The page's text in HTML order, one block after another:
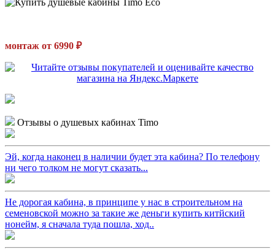
монтаж от 6990 ₽
Отзывы о душевых кабинах Timo
Эй, когда наконец в наличии будет эта кабина? По телефону
ни чего толком не могут сказать...
Не дорогая кабина, в принципе у нас в строительном на
семеновской можно за такие же деньги купить китйский
нонейм, я сначала туда пошла, ход..